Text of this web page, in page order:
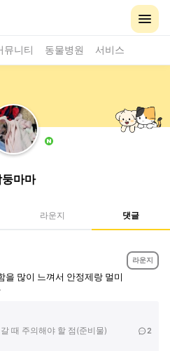
뮤니티 동물병원 서비스
마마
라운지 댓글
라운지
을 많이 느껴서 안정제랑 멀미
때 주의해야 할 점(준비물) 2